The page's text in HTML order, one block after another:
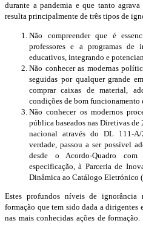
durante a pandemia e que tanto
resulta principalmente de três tipos de
Não compreender que é
professores e a programas de
educativos, integrando e
Não conhecer as modernas
seguidas por qualquer grande
comprar caixas de material,
condições de bom funcionamento
Não conhecer os modernos
pública baseados nas Diretivas de
nacional através do DL 111-A/
verdade, passou a ser possível
desde o Acordo-Quadro
especificação, à Parceria de
Dinâmica ao Catálogo Eletrónico
Estes profundos níveis de ignorância
formação que tem sido dada a dirigentes
nas mais conhecidas ações de